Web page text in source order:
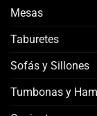
Mesas
Taburetes
Sofás y Sillones
Tumbonas y